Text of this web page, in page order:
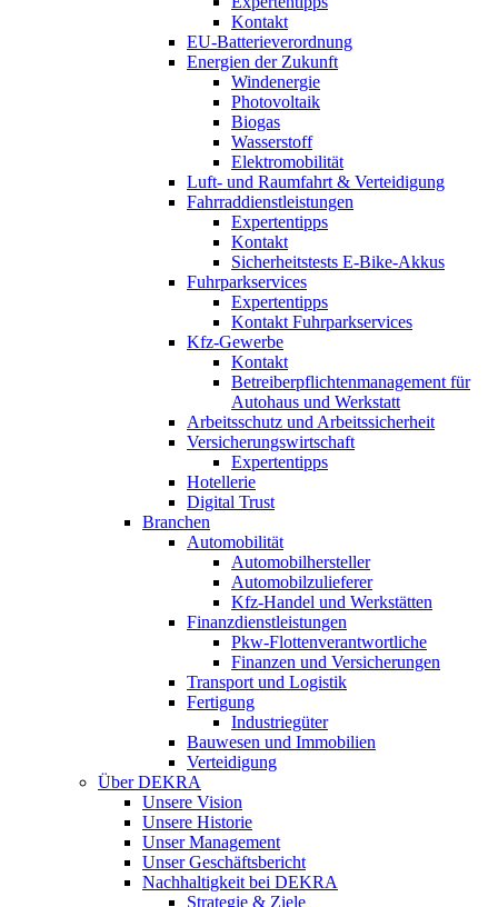
Kontakt
EU-Batterieverordnung
Energien der Zukunft
Windenergie
Photovoltaik
Biogas
Wasserstoff
Elektromobilität
Luft- und Raumfahrt & Verteidigung
Fahrraddienstleistungen
Expertentipps
Kontakt
Sicherheitstests E-Bike-Akkus
Fuhrparkservices
Expertentipps
Kontakt Fuhrparkservices
Kfz-Gewerbe
Kontakt
Betreiberpflichtenmanagement für
Autohaus und Werkstatt
Arbeitsschutz und Arbeitssicherheit
Versicherungswirtschaft
Expertentipps
Hotellerie
Digital Trust
Branchen
Automobilität
Automobilhersteller
Automobilzulieferer
Kfz-Handel und Werkstätten
Finanzdienstleistungen
Pkw‑Flottenverantwortliche
Finanzen und Versicherungen
Transport und Logistik
Fertigung
Industriegüter
Bauwesen und Immobilien
Verteidigung
Über DEKRA
Unsere Vision
Unsere Historie
Unser Management
Unser Geschäftsbericht
Nachhaltigkeit bei DEKRA
Strategie & Ziele